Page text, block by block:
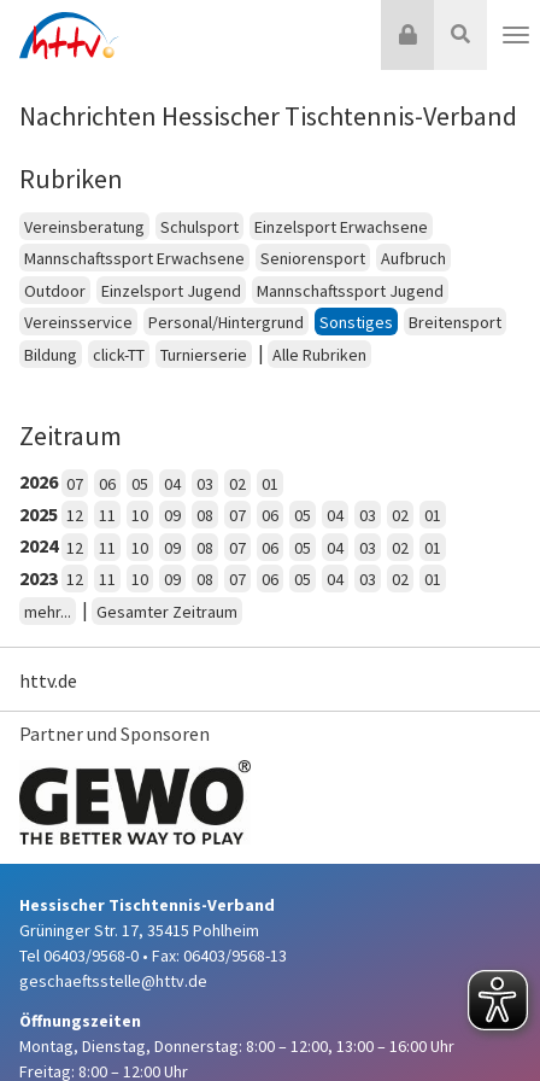
Inhalt
Suche
Login
Nachrichten Hessischer Tischtennis-Verband
Rubriken
Vereinsberatung Schulsport
Einzelsport Erwachsene
Mannschaftssport Erwachsene
Seniorensport
Aufbruch
Outdoor
Einzelsport Jugend
Mannschaftssport Jugend
Vereinsservice
Personal/Hintergrund Sonstiges
Breitensport
Bildung
click-TT Turnierserie | Alle Rubriken
Zeitraum
2026 07 06 05 04 03 02 01
2025 12 11 10 09 08 07 06 05 04 03 02 01
2024 12 11 10 09 08 07 06 05 04 03 02 01
2023 12 11 10 09 08 07 06 05 04 03 02
01
mehr...
| Gesamter Zeitraum
httv.de
Partner und Sponsoren
Hessischer Tischtennis-Verband
Grüninger Str. 17, 35415 Pohlheim
Tel 06403/9568-0 • Fax: 06403/9568-13
geschaeftsstelle@httv.de
Öffnungszeiten
Montag, Dienstag, Donnerstag: 8:00 – 12:00, 13:00 – 16:00 Uhr
Freitag: 8:00 – 12:00 Uhr